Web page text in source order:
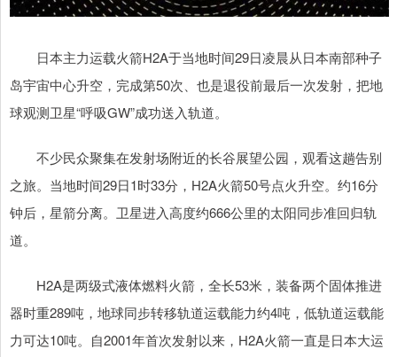
日本主力运载火箭H2A于当地时间29日凌晨从日本南部种子
岛宇宙中心升空，完成第50次、也是退役前最后一次发射，把地
球观测卫星“呼吸GW”成功送入轨道。
不少民众聚集在发射场附近的长谷展望公园，观看这趟告别
之旅。当地时间29日1时33分，H2A火箭50号点火升空。约16分
钟后，星箭分离。卫星进入高度约666公里的太阳同步准回归轨
道。
H2A是两级式液体燃料火箭，全长53米，装备两个固体推进
器时重289吨，地球同步转移轨道运载能力约4吨，低轨道运载能
力可达10吨。自2001年首次发射以来，H2A火箭一直是日本大运